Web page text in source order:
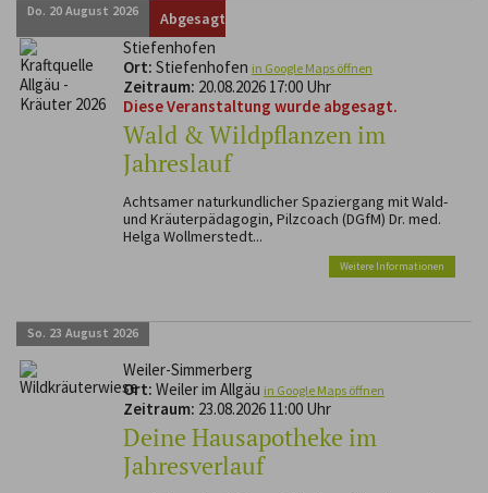
Do. 20 August 2026 Abgesagt
Stiefenhofen
Ort: Stiefenhofen in Google Maps öffnen
Zeitraum: 20.08.2026 17:00 Uhr
Diese Veranstaltung wurde abgesagt.
Wald & Wildpflanzen im
Jahreslauf
Achtsamer naturkundlicher Spaziergang mit Wald-
und Kräuterpädagogin, Pilzcoach (DGfM) Dr. med.
Helga Wollmerstedt...
Weitere Informationen
So. 23 August 2026
Weiler-Simmerberg
Ort: Weiler im Allgäu in Google Maps öffnen
Zeitraum: 23.08.2026 11:00 Uhr
Deine Hausapotheke im
Jahresverlauf